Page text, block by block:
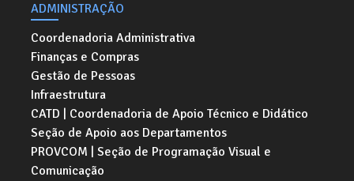
ADMINISTRAÇÃO
Coordenadoria Administrativa
Finanças e Compras
Gestão de Pessoas
Infraestrutura
CATD | Coordenadoria de Apoio Técnico e Didático
Seção de Apoio aos Departamentos
PROVCOM | Seção de Programação Visual e
Comunicação